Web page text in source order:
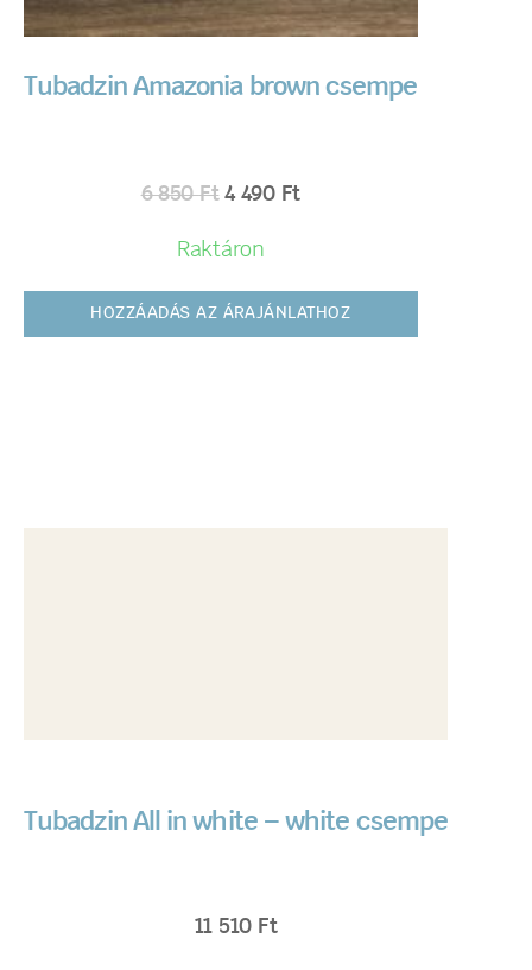
Tubadzin Amazonia brown csempe
6 850Ft 4 490 Ft
Raktáron
HOZZÁADÁS AZ ÁRAJÁNLATHOZ
Tubadzin All in white – white csempe
11 510 Ft